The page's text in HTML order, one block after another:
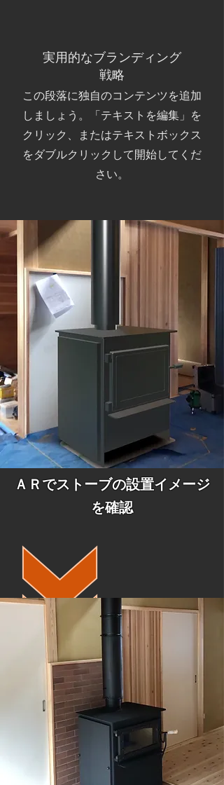
実用的なブランディング
戦略
この段落に独自のコンテンツを追加
しましょう。「テキストを編集」を
クリック、またはテキストボックス
をダブルクリックして開始してくだ
さい。
ＡＲ でストーブの設置イメージ
を確認